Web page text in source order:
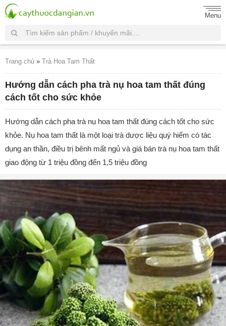
Menu
Trang chủ » Trà Hoa Tam Thất
Hướng dẫn cách pha trà nụ hoa tam thất đúng
cách tốt cho sức khỏe
Hướng dẫn cách pha trà nụ hoa tam thất đúng cách tốt cho sức
khỏe. Nụ hoa tam thất là một loại trà dược liệu quý hiếm có tác
dụng an thần, điều trị bênh mất ngủ và giá bán trà nụ hoa tam thất
giao động từ 1 triệu đồng đến 1,5 triệu đồng